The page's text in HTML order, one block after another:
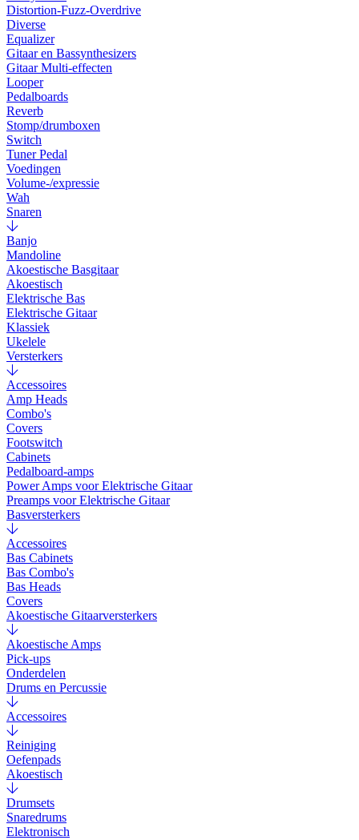
Distortion-Fuzz-Overdrive
Diverse
Equalizer
Gitaar en Bassynthesizers
Gitaar Multi-effecten
Looper
Pedalboards
Reverb
Stomp/drumboxen
Switch
Tuner Pedal
Voedingen
Volume-/expressie
Wah
Snaren
Banjo
Mandoline
Akoestische Basgitaar
Akoestisch
Elektrische Bas
Elektrische Gitaar
Klassiek
Ukelele
Versterkers
Accessoires
Amp Heads
Combo's
Covers
Footswitch
Cabinets
Pedalboard-amps
Power Amps voor Elektrische Gitaar
Preamps voor Elektrische Gitaar
Basversterkers
Accessoires
Bas Cabinets
Bas Combo's
Bas Heads
Covers
Akoestische Gitaarversterkers
Akoestische Amps
Pick-ups
Onderdelen
Drums en Percussie
Accessoires
Reiniging
Oefenpads
Akoestisch
Drumsets
Snaredrums
Elektronisch